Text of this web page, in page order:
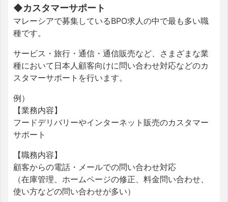
◆カスタマーサポート
マレーシアで募集しているBPO求人の中で最も多い職
種です。
サービス・旅行・通信・通信販売など、さまざまな業
種において日本人顧客向けに問い合わせ対応などのカ
スタマーサポートを行います。
例）
【業務内容】
フードデリバリーやインターネット販売のカスタマー
サポート
【職務内容】
顧客からの電話・メールでの問い合わせ対応
（在庫管理、ホームページの修正、料金問い合わせ、
使い方などの問い合わせが多い）